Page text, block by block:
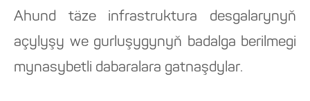
Ahund täze infrastruktura desgalarynyň
açylyşy we gurluşygynyň badalga berilmegi
mynasybetli dabaralara gatnaşdylar.